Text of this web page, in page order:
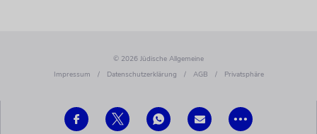
•••
© 2026 Jüdische Allgemeine
Impressum
/ Datenschutzerklärung / AGB / Privatsphäre